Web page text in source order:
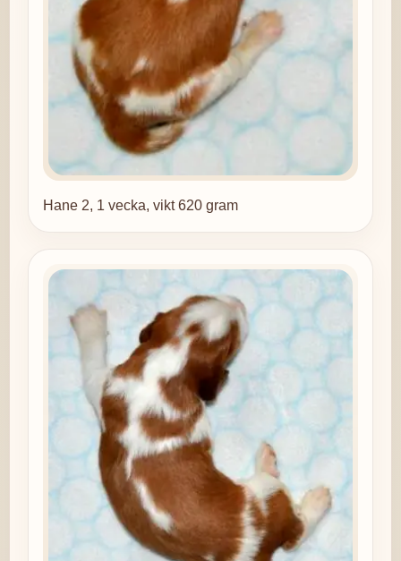
Hane 2, 1 vecka, vikt 620 gram